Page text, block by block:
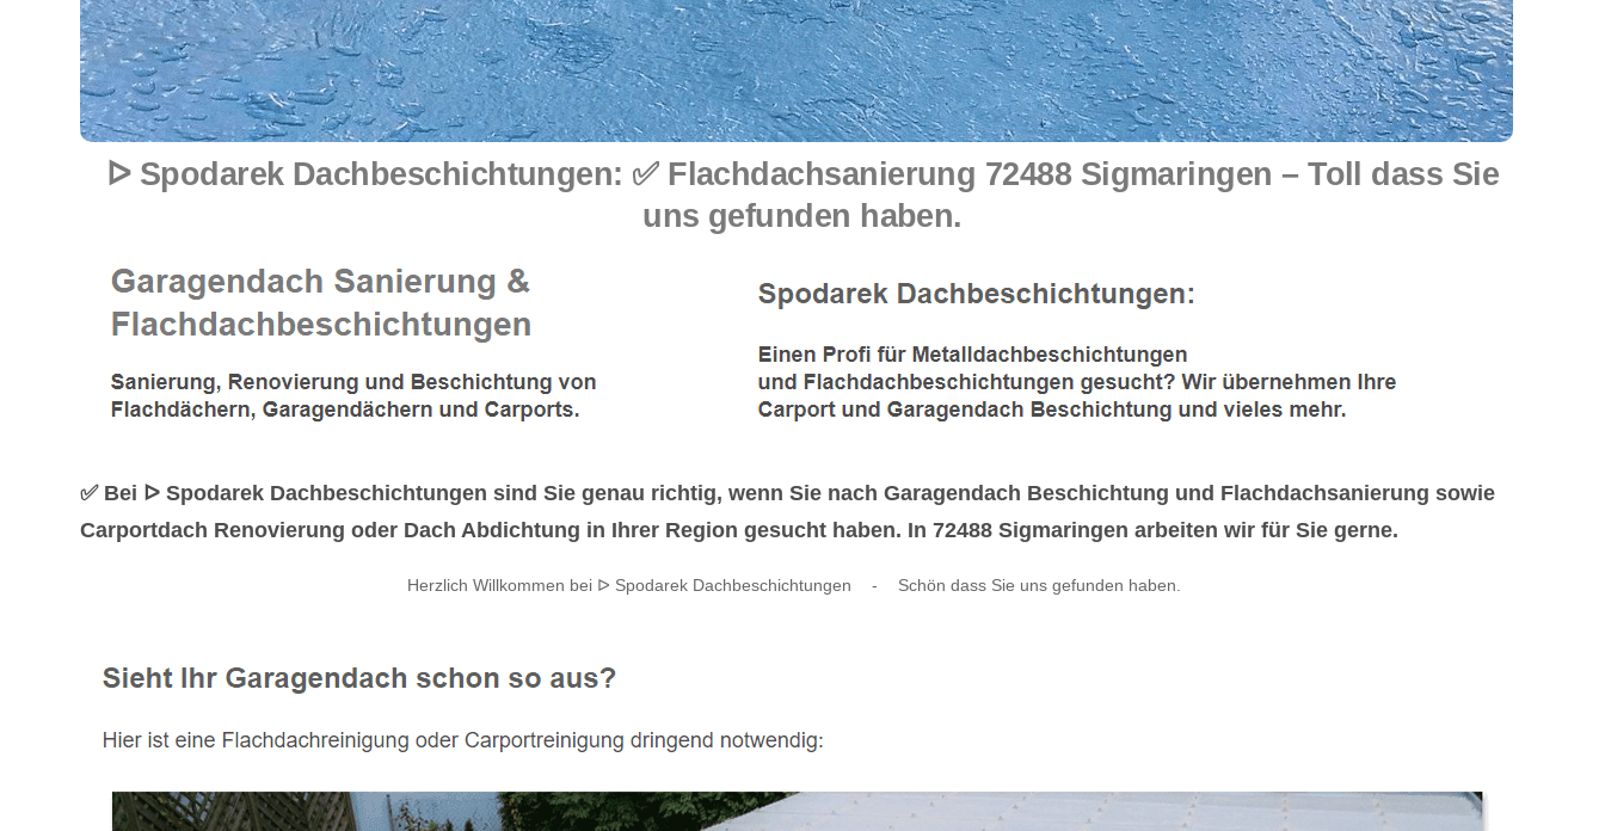
ᐅ Spodarek Dachbeschichtungen: ✅ Flachdachsanierung 72488 Sigmaringen – Toll dass Sie
uns gefunden haben.
✅ Bei ᐅ Spodarek Dachbeschichtungen sind Sie genau richtig, wenn Sie nach Garagendach Beschichtung und Flachdachsanierung sowie
Carportdach Renovierung oder Dach Abdichtung in Ihrer Region gesucht haben. In 72488 Sigmaringen arbeiten wir für Sie gerne.
Herzlich Willkommen bei ᐅ Spodarek Dachbeschichtungen - Schön dass Sie uns gefunden haben.